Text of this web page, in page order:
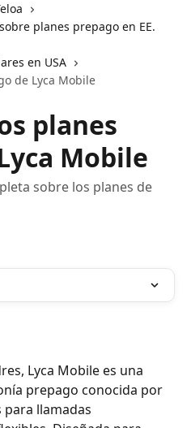
planes prepago en EE.
en USA
de Lyca Mobile
planes
Mobile
sobre los planes de
Lyca Mobile es una
prepago conocida por
llamadas